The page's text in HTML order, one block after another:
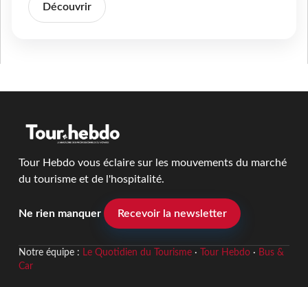
Découvrir
Tour Hebdo vous éclaire sur les mouvements du marché
du tourisme et de l'hospitalité.
Ne rien manquer Recevoir la newsletter
Notre équipe : Le Quotidien du Tourisme· Tour Hebdo· Bus &
Car